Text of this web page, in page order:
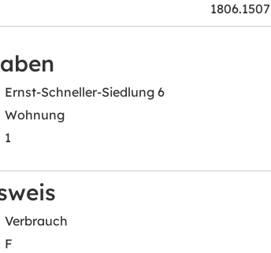
1806.1507
Ernst-Schneller-Siedlung 6
Wohnung
1
Verbrauch
F